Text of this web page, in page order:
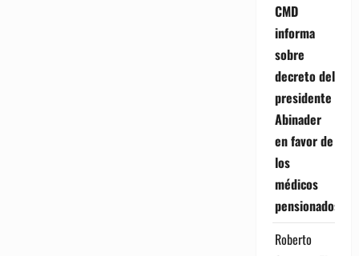
CMD
informa
sobre
decreto del
presidente
Abinader
en favor de
los
médicos
pensionados
Roberto